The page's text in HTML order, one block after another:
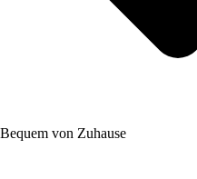
Bequem von Zuhause